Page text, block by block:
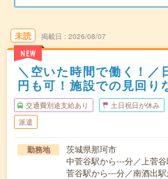
未読
NEW
掲載日 2026/08/07
＼空いた時間で働く！／
円も可！施設での見回り
交通費別途支給あり 土日祝日が休み
派遣
勤務地
茨城県那珂市
中菅谷駅から---分／上菅
菅谷駅から---分／南酒出